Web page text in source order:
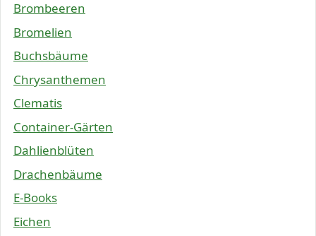
Brombeeren
Bromelien
Buchsbäume
Chrysanthemen
Clematis
Container-Gärten
Dahlienblüten
Drachenbäume
E-Books
Eichen